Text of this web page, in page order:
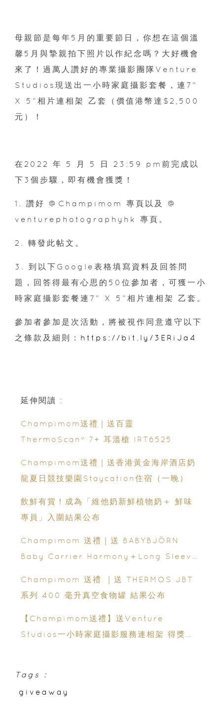
母親節是每年5月的重要節日，你想在這個溫
馨5月與摯親拍下照片以作紀念嗎？大好機會
來了！過萬人讚好的專業攝影團隊Venture
Studios現送出一小時家庭攝影套餐，連7”
X 5”相片連相架 乙套（價值港幣達$2,500
元）！
在2022 年 5 月 5 日 23:59 pm前完成以
下3個步驟，即有機會獲獎！
1. 讚好 @Champimom 專頁以及 @
venturephotographyhk 專頁。
2. 轉發此帖文。
3. 到以下Google表格填寫資料及回答問
題，回答得最有心思的50位參加者，可獲一小
時家庭攝影套餐連7” X 5”相片連相架 乙套。
參加者參加是次活動，將被視作同意遵守以下
之條款及細則： https://bit.ly/3ERiJa4
延伸閱讀 :
Champimom送禮｜送百靈
ThermoScan® 7+ 耳溫槍 IRT6525
Champimom送禮｜送香港黃金海岸酒店奶
龍夏日競技樂園Staycation住宿（一晚）
飲鮮有賞！成為「維他奶新鮮植物奶＋ 鮮味
專員」入圍結果公布
Champimom 送禮｜送 BABYBJÖRN
Baby Carrier Harmony＋Long Sleeve
Champimom 送禮 ｜送 THERMOS JBT
系列 400 毫升真空食物罐 結果公布
【Champimom送禮】送Venture
Studios一小時家庭攝影服務連相架 得獎結
Tags :
giveaway